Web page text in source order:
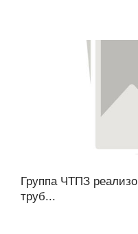
Группа ЧТПЗ
труб...